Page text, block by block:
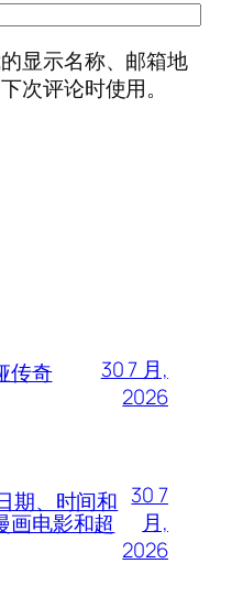
显示名称、邮箱地
次评论时使用。
传奇
30 7 月,
2026
期、时间和
画电影和超
30 7
月,
2026